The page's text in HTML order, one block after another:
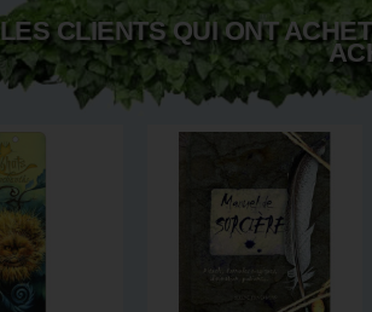
LES CLIENTS QUI ONT